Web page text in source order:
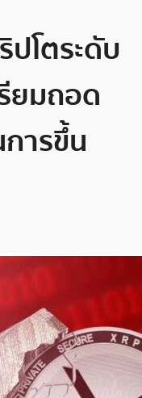
ปโตระดับ
ยมถอด
ารขึ้น